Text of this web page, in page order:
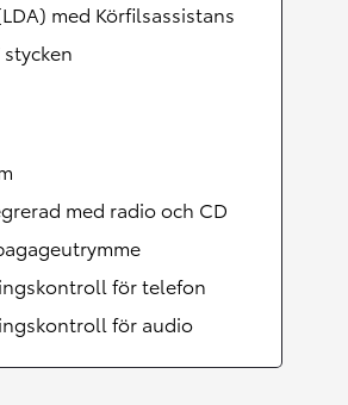
med Körfilsassistans
med radio och CD
för telefon
för audio